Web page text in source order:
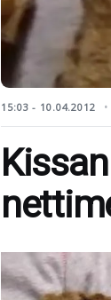
15:03 - 10.04.2012